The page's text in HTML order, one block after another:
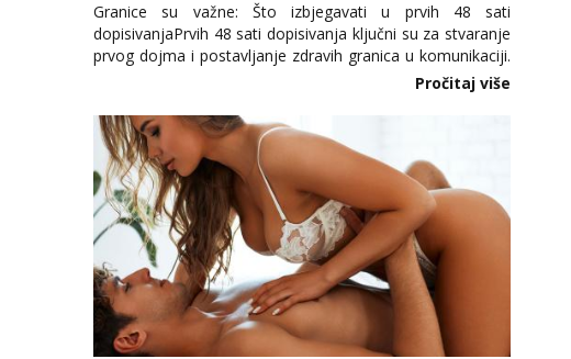
Granice su važne: Što izbjegavati u prvih 48 sati
dopisivanjaPrvih 48 sati dopisivanja ključni su za stvaranje
prvog dojma i postavljanje zdravih granica u komunikaciji.
Važno je izbjeći prebrzo otkrivanje osobnih ili intimnih
informacija, jer nepoznata osoba još nije zaslužila to
povjerenje. Takođe...
Pročitaj više